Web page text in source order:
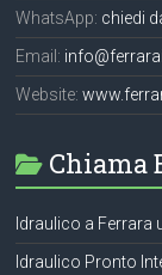
WhatsApp: chiedi
Email:
Website:
Chiama
Idraulico a Ferrara
Idraulico Pronto